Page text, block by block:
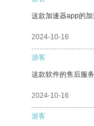
这款加速器app的
2024-10-16
游客
这款软件的售后服
2024-10-16
游客